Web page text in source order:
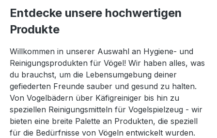
Entdecke unsere hochwertigen
Produkte
Willkommen in unserer Auswahl an Hygiene- und
Reinigungsprodukten für Vögel! Wir haben alles, was
du brauchst, um die Lebensumgebung deiner
gefiederten Freunde sauber und gesund zu halten.
Von Vogelbädern über Käfigreiniger bis hin zu
speziellen Reinigungsmitteln für Vogelspielzeug - wir
bieten eine breite Palette an Produkten, die speziell
für die Bedürfnisse von Vögeln entwickelt wurden.